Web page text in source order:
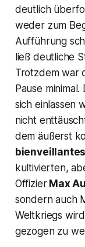
deutlich
weder zum
Aufführung
ließ deutliche
Trotzdem war
Pause
sich einlassen
nicht
dem äußerst
bienveillantes
kultivierten,
OffizierMax
sondern auch
Weltkriegs
gezogen zu